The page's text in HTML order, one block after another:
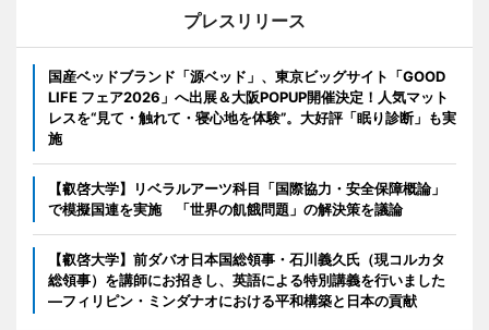
プレスリリース
国産ベッドブランド「源ベッド」、東京ビッグサイト「GOOD
LIFE フェア2026」へ出展＆大阪POPUP開催決定！人気マット
レスを“見て・触れて・寝心地を体験”。大好評「眠り診断」も実
施
【叡啓大学】リベラルアーツ科目「国際協力・安全保障概論」
で模擬国連を実施 「世界の飢餓問題」の解決策を議論
【叡啓大学】前ダバオ日本国総領事・石川義久氏（現コルカタ
総領事）を講師にお招きし、英語による特別講義を行いました
―フィリピン・ミンダナオにおける平和構築と日本の貢献